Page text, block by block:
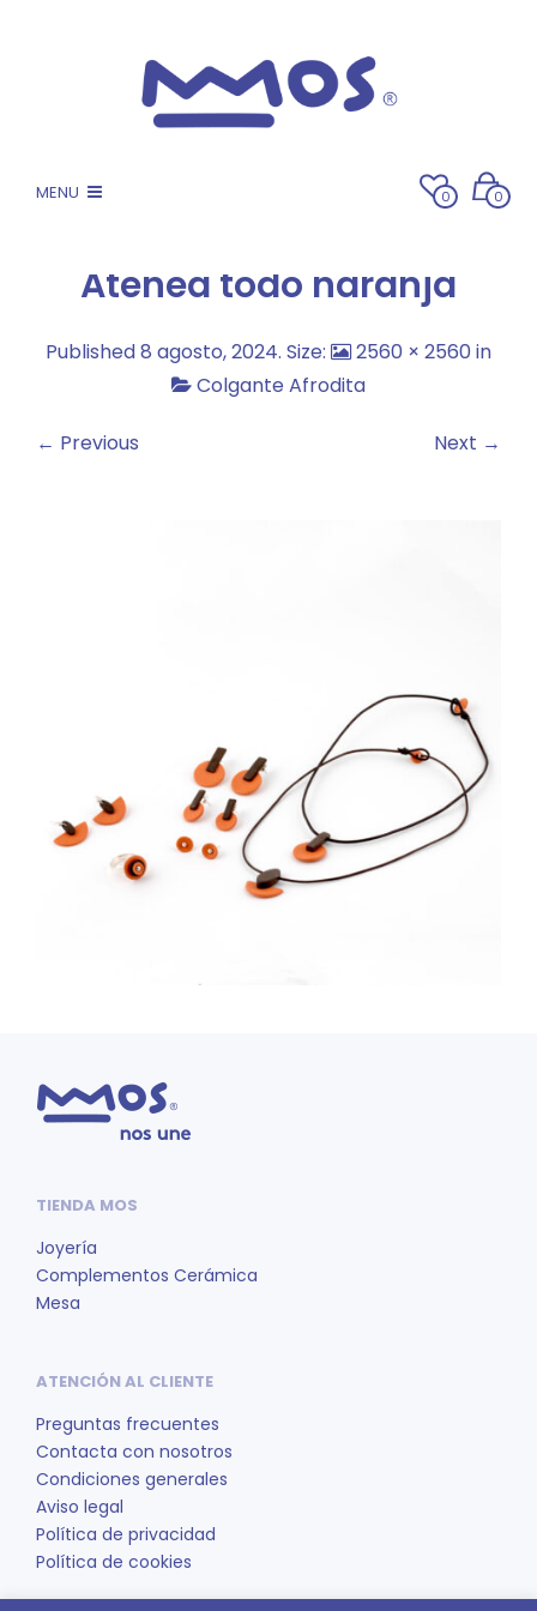
MENU 0 0
Atenea todo naranja
Published8 agosto, 2024. Size: 2560 × 2560 in
Colgante Afrodita
← Previous Next →
TIENDA MOS
Joyería
Complementos Cerámica
Mesa
ATENCIÓN AL CLIENTE
Preguntas frecuentes
Contacta con nosotros
Condiciones generales
Aviso legal
Política de privacidad
Política de cookies